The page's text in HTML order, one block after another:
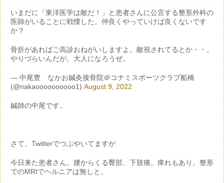
いまだに「東洋医学は敵だ！」と患者さんに公言する整形外科の
医師がいることに戦慄した。仲良くやっていけば良くないです
か？
骨折があればご高診おねがいしますよ。敵視されてるとか・・。
やりづらいんだが。大人になろうぜ。
— 中尾豊 なかお鍼灸接骨院＠コナミスポーツクラブ船橋
(@nakaoooooooooo1) August 9, 2022
鍼師の中尾です。
さて、Twitterでつぶやいてますが
今日来た患者さん。腰からくる臀部、下肢痛。痺れもあり。整形
でのMRIでヘルニアは無しと。